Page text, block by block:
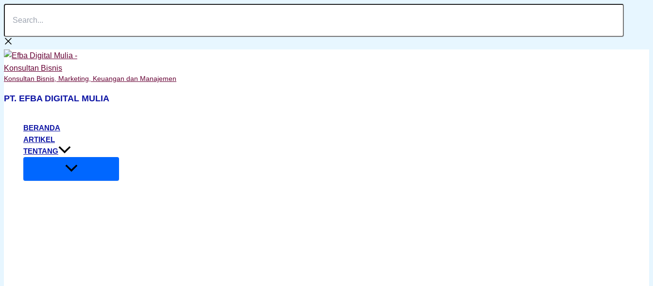
konten
Search...
Konsultan Bisnis, Marketing, Keuangan dan Manajemen
PT. EFBA DIGITAL MULIA
BERANDA
ARTIKEL
TENTANG